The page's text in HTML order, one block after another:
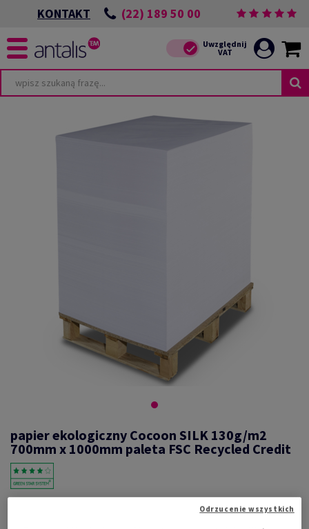
KONTAKT (22) 189 50 00
papier ekologiczny Cocoon SILK 130g/m2
700mm x 1000mm paleta FSC Recycled Credit
Odrzucenie wszystkich